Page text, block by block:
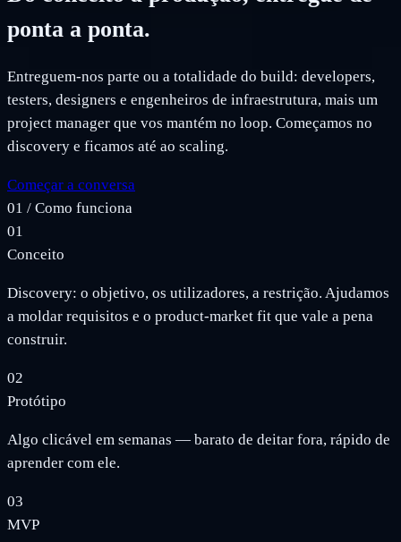
ponta a ponta.
Entreguem-nos parte ou a totalidade do build: developers,
testers, designers e engenheiros de infraestrutura, mais um
project manager que vos mantém no loop. Começamos no
discovery e ficamos até ao scaling.
Começar a conversa
01 / Como funciona
01
Conceito
Discovery: o objetivo, os utilizadores, a restrição. Ajudamos
a moldar requisitos e o product-market fit que vale a pena
construir.
02
Protótipo
Algo clicável em semanas — barato de deitar fora, rápido de
aprender com ele.
03
MVP